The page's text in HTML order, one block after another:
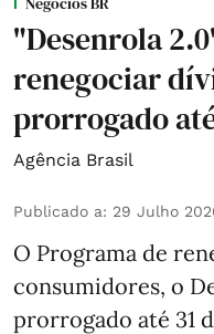
"Desenrola
renegociar
prorrogado
Agência Brasil
Publicado a: 29 Julho
O Programa de
consumidores, o
prorrogado até 31